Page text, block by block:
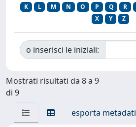
K
L M N O P Q R
X
Y Z
o inserisci le iniziali:
Mostrati risultati da 8 a 9
di 9
esporta metadati